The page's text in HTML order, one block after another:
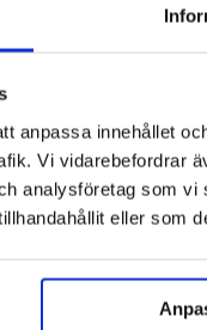
anpassa innehållet
Vi vidarebefordrar
analysföretag som
eller som
TILL